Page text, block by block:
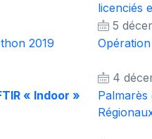
licenciés
2019
5
« Indoor »
4
Palmarès